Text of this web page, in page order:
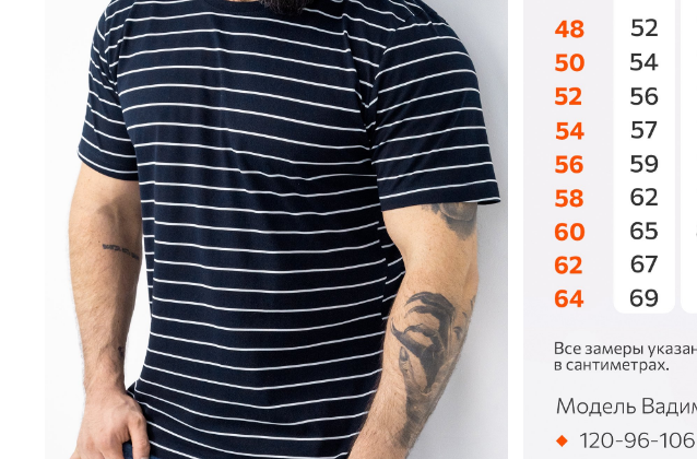
Джинсы
Домашняя одежда
Лонгсливы
Нижнее бельё
Пиджаки, жилеты и жакеты
Пижамы
Платья
Толстовки, свитшоты и худи
Туники
Шорты
Майки
Нижнее бельё
Одежда для дома
Спортивные костюмы
Толстовки, свитшоты и худи